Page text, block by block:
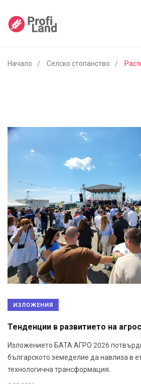
Начало Селско стопанство
ИЗЛОЖЕНИЯ
Тенденции в развитието на
Изложението БАТА АГРО 2026
българското земеделие да навлиза в
технологична трансформация.